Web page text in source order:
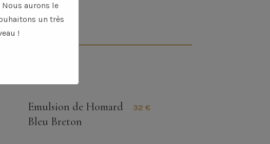
Emulsion de Homard
Bleu Breton
32 €
aurons le
un très
!